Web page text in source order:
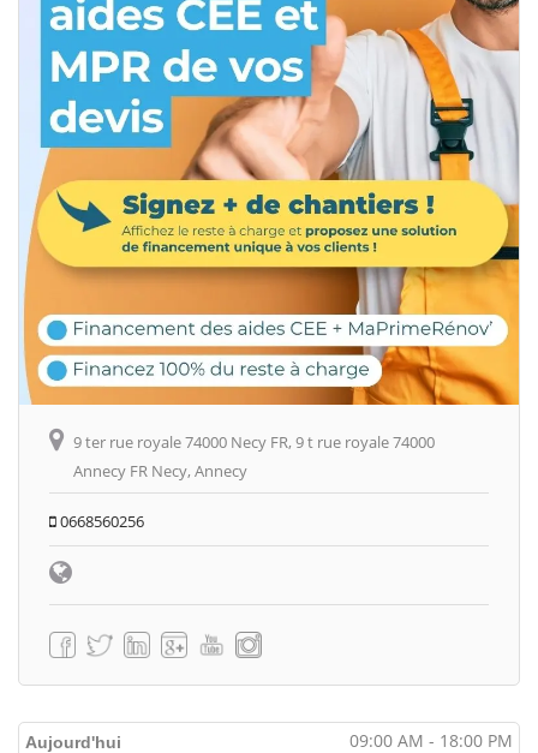
9 ter rue royale 74000 Necy FR, 9 t rue royale 74000
Annecy FR Necy, Annecy
0668560256
Aujourd'hui 09:00 AM - 18:00 PM